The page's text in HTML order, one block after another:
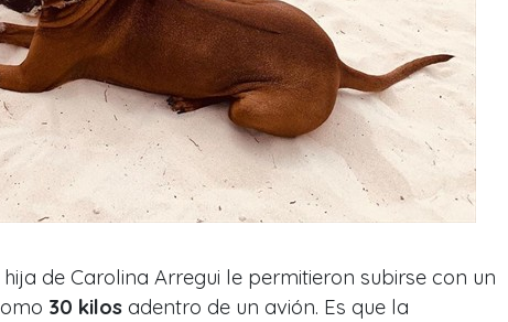
de Carolina Arregui le permitieron subirse con un
30 kilos adentro de un avión. Es que la